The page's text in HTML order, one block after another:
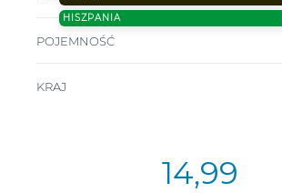
HISZPANIA
POJEMNOŚĆ
KRAJ
14,99